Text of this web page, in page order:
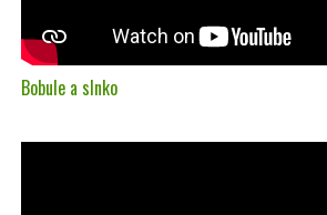
Bobule a slnko